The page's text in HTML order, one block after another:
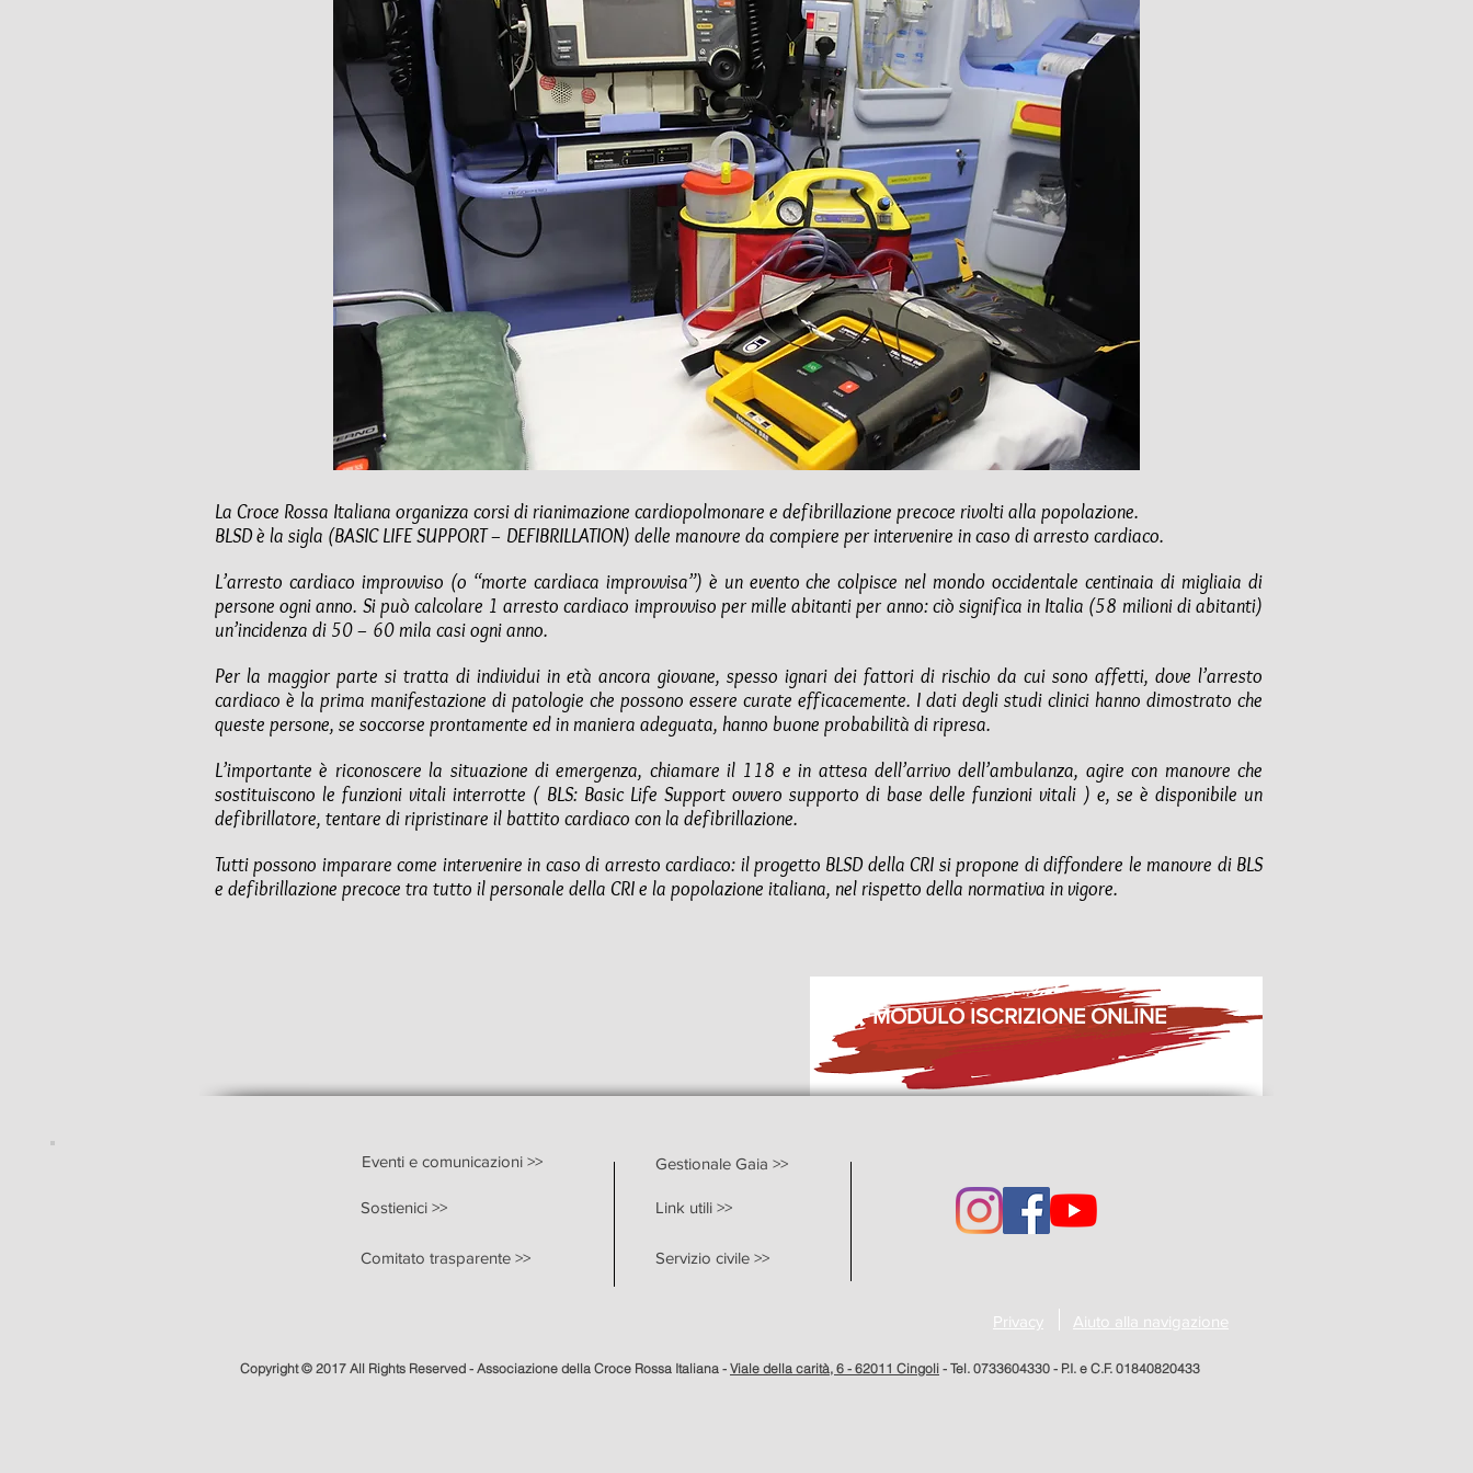
La Croce Rossa Italiana organizza corsi di rianimazione cardiopolmonare e defibrillazione precoce rivolti alla popolazione.
BLSD è la sigla (BASIC LIFE SUPPORT – DEFIBRILLATION) delle manovre da compiere per intervenire in caso di arresto cardiaco.
L’arresto cardiaco improvviso (o “morte cardiaca improvvisa”) è un evento che colpisce nel mondo occidentale centinaia di migliaia di
persone ogni anno. Si può calcolare 1 arresto cardiaco improvviso per mille abitanti per anno: ciò significa in Italia (58 milioni di abitanti)
un’incidenza di 50 – 60 mila casi ogni anno.
Per la maggior parte si tratta di individui in età ancora giovane, spesso ignari dei fattori di rischio da cui sono affetti, dove l’arresto
cardiaco è la prima manifestazione di patologie che possono essere curate efficacemente. I dati degli studi clinici hanno dimostrato che
queste persone, se soccorse prontamente ed in maniera adeguata, hanno buone probabilità di ripresa.
L’importante è riconoscere la situazione di emergenza, chiamare il 118 e in attesa dell’arrivo dell’ambulanza, agire con manovre che
sostituiscono le funzioni vitali interrotte ( BLS: Basic Life Support ovvero supporto di base delle funzioni vitali ) e, se è disponibile un
defibrillatore, tentare di ripristinare il battito cardiaco con la defibrillazione.
Tutti possono imparare come intervenire in caso di arresto cardiaco: il progetto BLSD della CRI si propone di diffondere le manovre di BLS
e defibrillazione precoce tra tutto il personale della CRI e la popolazione italiana, nel rispetto della normativa in vigore.
MODULO ISCRIZIONE ONLINE
Eventi e comunicazioni >>
Sostienici >>
Comitato trasparente >>
Gestionale Gaia >>
Link utili >>
Servizio civile >>
Privacy Aiuto alla navigazione
Copyright © 2017 All Rights Reserved - Associazione della Croce Rossa Italiana - Viale della carità, 6 - 62011 Cingoli - Tel. 0733604330 - P.I. e C.F. 01840820433